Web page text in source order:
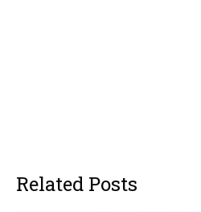
Related Posts